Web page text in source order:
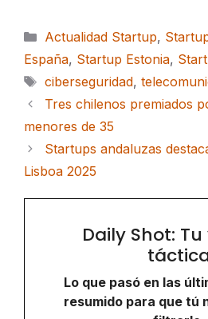
Categorías
Actualidad Startup,
España, Startup Estonia,
Etiquetas
ciberseguridad,
Tres chilenos premiados
menores de 35
Startups andaluzas
Lisboa 2025
Daily Shot:
Lo que pasó en las
resumido para que tú